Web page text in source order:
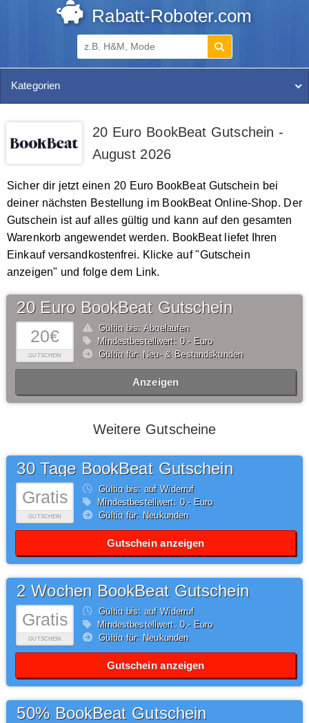
Rabatt-Roboter.com
Kategorien
20 Euro BookBeat Gutschein -
August 2026
Sicher dir jetzt einen 20 Euro BookBeat Gutschein bei
deiner nächsten Bestellung im BookBeat Online-Shop. Der
Gutschein ist auf alles gültig und kann auf den gesamten
Warenkorb angewendet werden. BookBeat liefet Ihren
Einkauf versandkostenfrei. Klicke auf "Gutschein
anzeigen" und folge dem Link.
20€
GUTSCHEIN
20 Euro BookBeat Gutschein
Gültig bis: Abgelaufen
Mindestbestellwert: 0,- Euro
Gültig für: Neu- & Bestandskunden
Anzeigen
Weitere Gutscheine
Gratis
GUTSCHEIN
30 Tage BookBeat Gutschein
Gültig bis: auf Widerruf
Mindestbestellwert: 0,- Euro
Gültig für: Neukunden
Gutschein anzeigen
Gratis
GUTSCHEIN
2 Wochen BookBeat Gutschein
Gültig bis: auf Widerruf
Mindestbestellwert: 0,- Euro
Gültig für: Neukunden
Gutschein anzeigen
50% BookBeat Gutschein